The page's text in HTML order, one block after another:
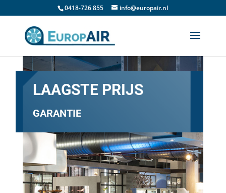
0418-726 855 info@europair.nl
LAAGSTE PRIJS
GARANTIE